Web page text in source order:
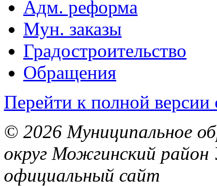
Адм. реформа
Мун. заказы
Градостроительство
Обращения
Перейти к полной версии
© 2026 Муниципальное
округ Можгинский район
официальный сайт